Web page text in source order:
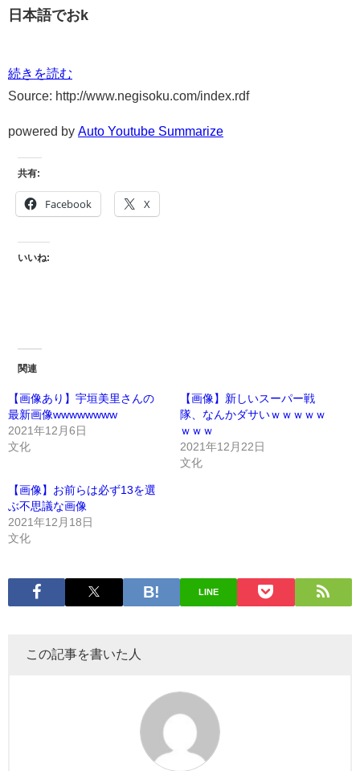
日本語でおk
続きを読む
Source: http://www.negisoku.com/index.rdf
powered by Auto Youtube Summarize
共有:
Facebook X
いいね:
関連
【画像あり】宇垣美里さんの
最新画像wwwwwwww
2021年12月6日
文化
【画像】新しいスーパー戦
隊、なんかダサいｗｗｗｗｗ
ｗｗｗ
2021年12月22日
文化
【画像】お前らは必ず13を選
ぶ不思議な画像
2021年12月18日
文化
LINE
この記事を書いた人